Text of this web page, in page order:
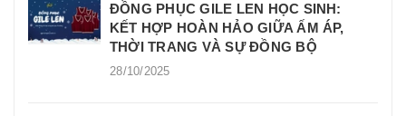
ĐỒNG PHỤC GILE LEN HỌC SINH:
KẾT HỢP HOÀN HẢO GIỮA ẤM ÁP,
THỜI TRANG VÀ SỰ ĐỒNG BỘ
28/10/2025